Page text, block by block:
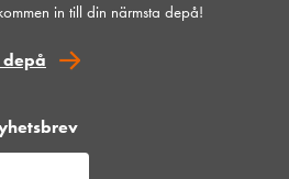
in till din närmsta depå!
depå